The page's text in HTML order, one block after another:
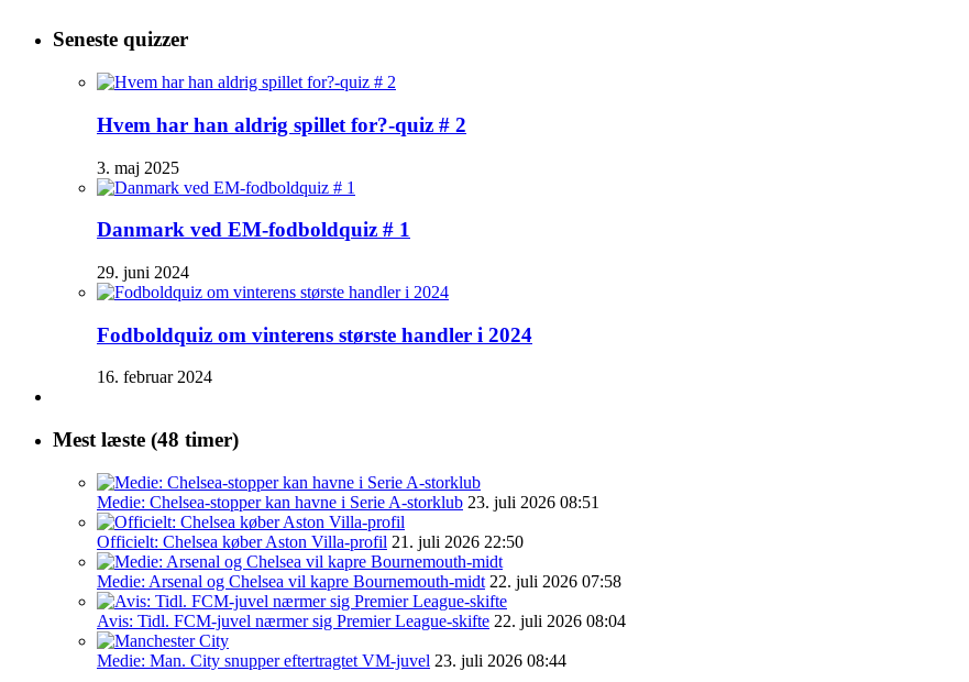
Seneste quizzer
Hvem har han aldrig spillet for?-quiz # 2
3. maj 2025
Danmark ved EM-fodboldquiz # 1
29. juni 2024
Fodboldquiz om vinterens største handler i 2024
16. februar 2024
Mest læste (48 timer)
Medie: Chelsea-stopper kan havne i Serie A-storklub 23. juli 2026 08:51
Officielt: Chelsea køber Aston Villa-profil 21. juli 2026 22:50
Medie: Arsenal og Chelsea vil kapre Bournemouth-midt 22. juli 2026 07:58
Avis: Tidl. FCM-juvel nærmer sig Premier League-skifte 22. juli 2026 08:04
Medie: Man. City snupper eftertragtet VM-juvel 23. juli 2026 08:44